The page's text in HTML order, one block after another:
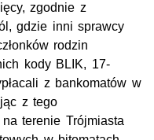
zgodnie z
gdzie inni sprawcy
rodzin
kody BLIK, 17-
z bankomatów w
z tego
terenie Trójmiasta